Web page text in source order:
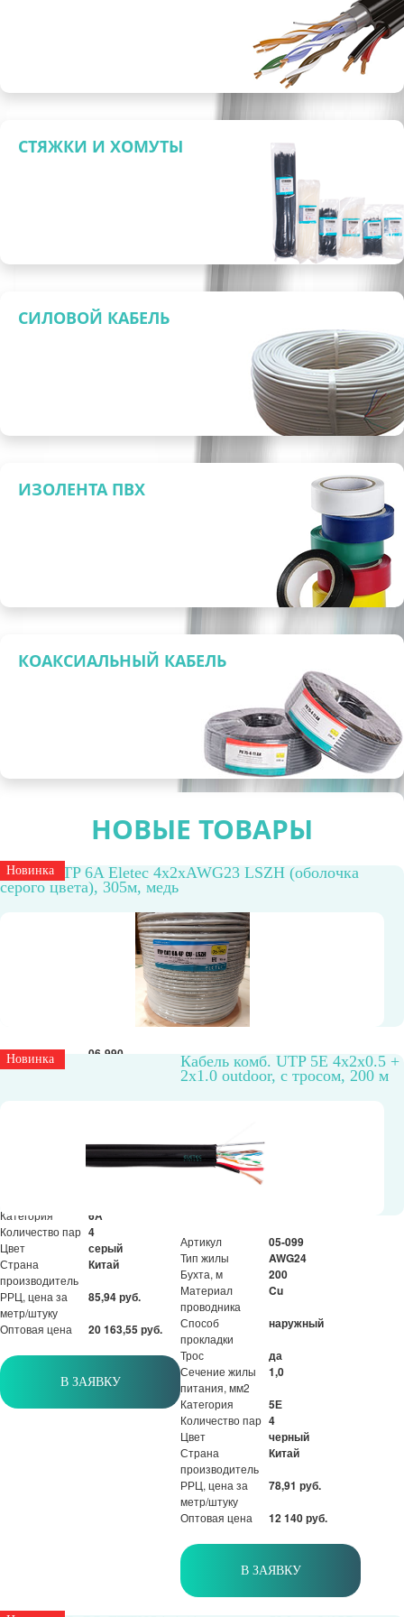
СТЯЖКИ И ХОМУТЫ
СИЛОВОЙ КАБЕЛЬ
ИЗОЛЕНТА ПВХ
КОАКСИАЛЬНЫЙ КАБЕЛЬ
НОВЫЕ ТОВАРЫ
Кабель FTP 6A Eletec 4x2xAWG23 LSZH (оболочка
серого цвета), 305м, медь
Новинка
Артикул 06-990
Экранированный
CU
Категория 6А
Количество пар 4
Цвет серый
Страна
производитель
Китай
РРЦ, цена за
метр/штуку
85,94 руб.
Оптовая цена 20 163,55 руб.
В ЗАЯВКУ
Кабель комб. UTP 5E 4x2x0.5 +
2x1.0 outdoor, с тросом, 200 м
Новинка
Артикул 05-099
Тип жилы AWG24
Бухта, м 200
Материал
проводника
Cu
Способ
прокладки
наружный
Трос да
Сечение жилы
питания, мм2
1,0
Категория 5Е
Количество пар 4
Цвет черный
Страна
производитель
Китай
РРЦ, цена за
метр/штуку
78,91 руб.
Оптовая цена 12 140 руб.
В ЗАЯВКУ